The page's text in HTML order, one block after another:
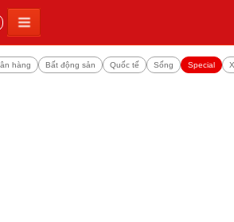
hàng Bất động sản Quốc tế Sống Special